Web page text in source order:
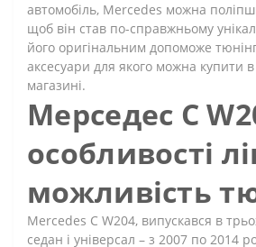
автомобіль, Mercedes можна
щоб він став по-справжньому
його оригінальним допоможе
аксесуари для якого можна купити
магазині.
Мерседес C
особливості
можливість
Mercedes C W204, випускався в
седан і універсал – з 2007 по 2014